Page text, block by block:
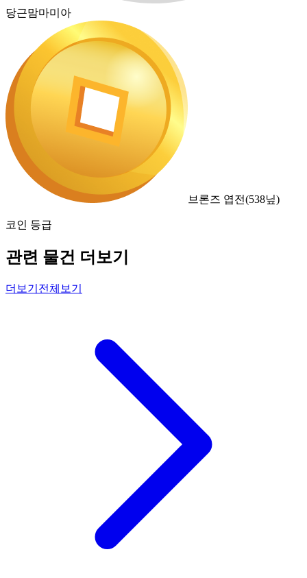
당근맘마미아
브론즈 엽전(538닢)
코인 등급
관련 물건 더보기
더보기 전체보기